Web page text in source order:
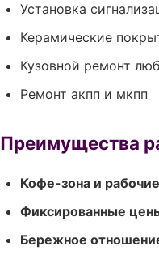
Установка
Керамические
Кузовной ремонт
Ремонт акпп и мкпп
Преимущества
Кофе-зона и
Фиксированные
Бережное